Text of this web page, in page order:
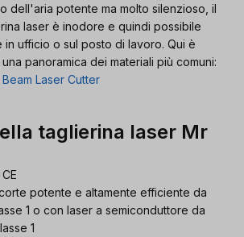
dell'aria potente ma molto silenzioso, il
laser è inodore e quindi possibile
in ufficio o sul posto di lavoro. Qui è
panoramica dei materiali più comuni:
Laser Cutter
taglierina laser Mr
potente e altamente efficiente da
1 o con laser a semiconduttore da
1